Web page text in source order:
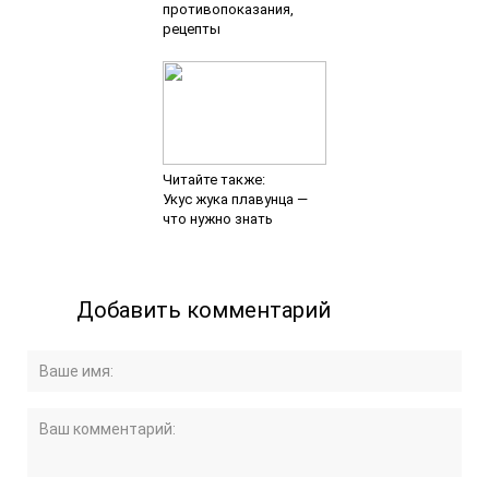
противопоказания,
рецепты
Читайте также:
Укус жука плавунца —
что нужно знать
Добавить комментарий